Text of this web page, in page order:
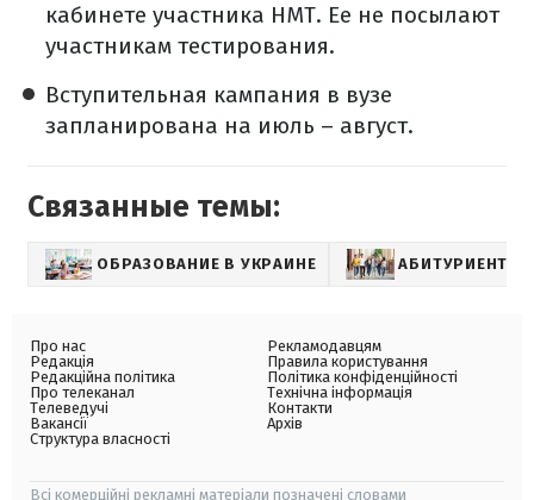
кабинете участника НМТ. Ее не посылают
участникам тестирования.
Вступительная кампания в вузе
запланирована на июль – август.
Связанные темы:
ОБРАЗОВАНИЕ В УКРАИНЕ АБИТУРИЕНТЫ
Про нас
Редакція
Редакційна політика
Про телеканал
Телеведучі
Вакансії
Структура власності
Рекламодавцям
Правила користування
Політика конфіденційності
Технічна інформація
Контакти
Архів
Всі комерційні рекламні матеріали позначені словами